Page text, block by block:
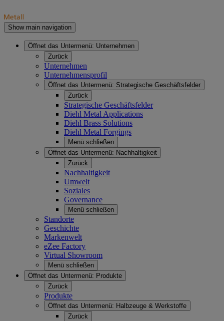
Show main navigation
Öffnet das Untermenü: Unternehmen
Zurück
Unternehmen
Unternehmensprofil
Öffnet das Untermenü: Strategische Geschäftsfelder
Zurück
Strategische Geschäftsfelder
Diehl Metal Applications
Diehl Brass Solutions
Diehl Metal Forgings
Menü schließen
Öffnet das Untermenü: Nachhaltigkeit
Zurück
Nachhaltigkeit
Umwelt
Soziales
Governance
Menü schließen
Standorte
Geschichte
Markenwelt
eZee Factory
Virtual Showroom
Menü schließen
Öffnet das Untermenü: Produkte
Zurück
Produkte
Öffnet das Untermenü: Halbzeuge & Werkstoffe
Zurück